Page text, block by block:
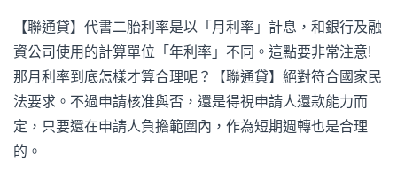
【聯通貸】代書二胎利率是以「月利率」計息，和銀行及融
資公司使用的計算單位「年利率」不同。這點要非常注意!
那月利率到底怎樣才算合理呢？【聯通貸】絕對符合國家民
法要求。不過申請核准與否，還是得視申請人還款能力而
定，只要還在申請人負擔範圍內，作為短期週轉也是合理
的。